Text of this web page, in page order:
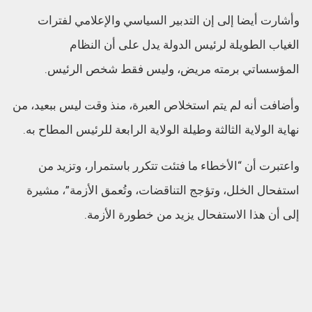
وأشارت أيضا إلى إن التدبير السياسي والإعلامي لفترات
الغياب الطويلة لرئيس الدولة يدل على أن النظام
المؤسساتي برمته مريض، وليس فقط شخص الرئيس.
وأضافت أنه لم يتم استخلاص العبرة، منذ وقت ليس ببعيد، من
نهاية الولاية الثالثة وطيلة الولاية الرابعة للرئيس المطاح به.
واعتبرت أن “الأخطاء ما فتئت تتكرر باستمرار، وتزيد من
استفحال الخلل، وتؤجج التناقضات، وتُعمق الأزمة”، مشيرة
إلى أن هذا الاستفحال يزيد من خطورة الأزمة.